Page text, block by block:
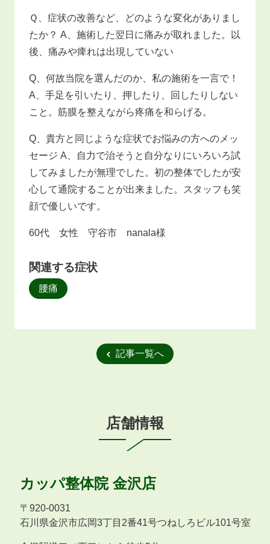
Ｑ、症状の改善など、どのような変化がありまし
たか？ A、施術した翌日に痛みが取れました。以
後、痛みや痺れは出現していない
Q、何故当院を選んだのか、私の施術を一言で！
A、手足を引いたり、押したり、回したりしない
こと。筋膜を整えながら疼痛を和らげる。
Q、貴方と同じような症状でお悩みの方へのメッ
セージ A、自力で治そうと自分なりにいろいろ試
してみましたが無理でした。初の整体でしたが安
心して通院することが出来ました。スタッフも笑
顔で優しいです。
60代 女性 守谷市 nanala様
関連する症状
腰痛
記事一覧へ
店舗情報
カッパ整体院 金沢店
〒 920-0031
石川県金沢市広岡3丁目2番41号つねしろビル101号室